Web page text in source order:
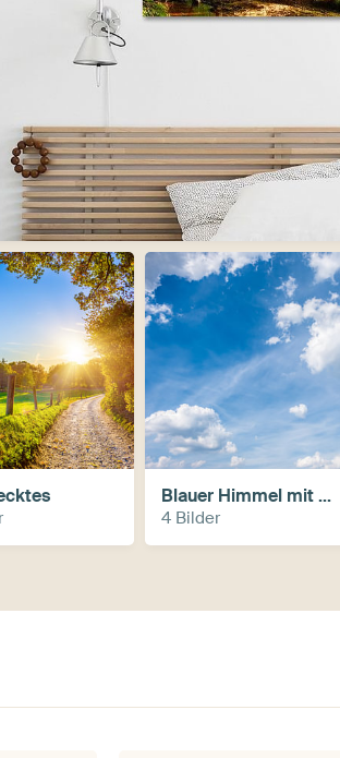
Blauer Himmel mit Wolken
4 Bilder